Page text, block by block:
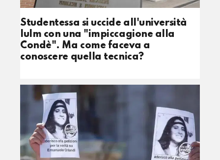
Studentessa si uccide all'università
Iulm con una "impiccagione alla
Condè". Ma come faceva a
conoscere quella tecnica?